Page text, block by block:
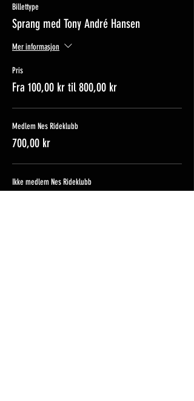
Billettype
Sprang med Tony André Hansen
Mer informasjon
Pris
Fra 100,00 kr til 800,00 kr
Medlem Nes Rideklubb
700,00 kr
Ikke medlem Nes Rideklubb